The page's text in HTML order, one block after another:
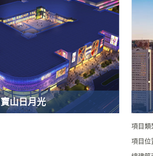
寶山日月光
項目類
項目位